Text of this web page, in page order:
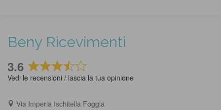
Beny Ricevimenti
3.6
Rated
3.6
of
Vedi le recensioni / lascia la tua opinione
Via Imperia Ischitella Foggia